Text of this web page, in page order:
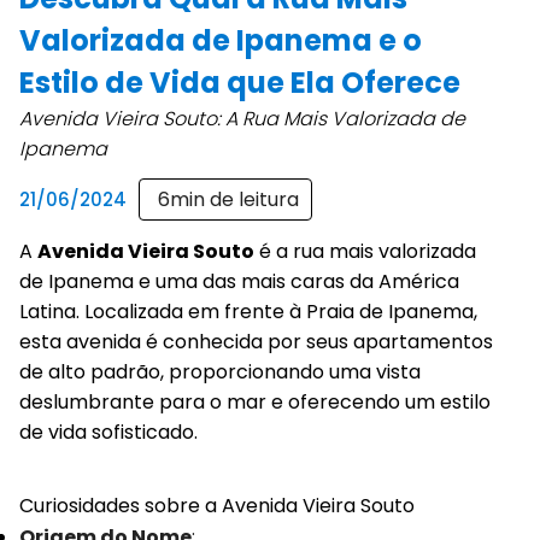
Valorizada de Ipanema e o
Estilo de Vida que Ela Oferece
Avenida Vieira Souto: A Rua Mais Valorizada de
Ipanema
21/06/2024 6min de leitura
A Avenida Vieira Souto é a rua mais valorizada
de Ipanema e uma das mais caras da América
Latina. Localizada em frente à Praia de Ipanema,
esta avenida é conhecida por seus apartamentos
de alto padrão, proporcionando uma vista
deslumbrante para o mar e oferecendo um estilo
de vida sofisticado.
Curiosidades sobre a Avenida Vieira Souto